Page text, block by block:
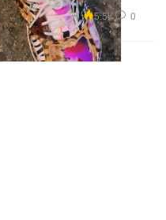
5.5K 0